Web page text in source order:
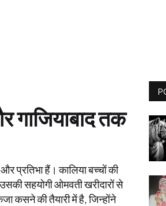
गाजियाबाद तक
प्रतिभा हैं। कालिया बच्चों की
सहयोगी ओमवती खरीदारों से
कसने की तैयारी में है, जिन्होंने